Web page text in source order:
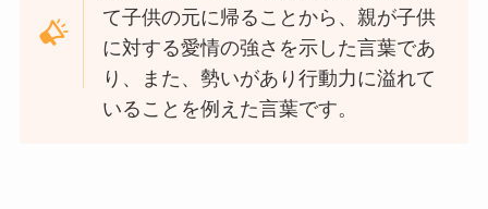
て子供の元に帰ることから、親が子供
に対する愛情の強さを示した言葉であ
り、また、勢いがあり行動力に溢れて
いることを例えた言葉です。